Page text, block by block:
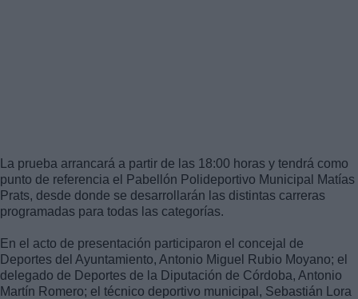
La prueba arrancará a partir de las 18:00 horas y tendrá como
punto de referencia el Pabellón Polideportivo Municipal Matías
Prats, desde donde se desarrollarán las distintas carreras
programadas para todas las categorías.
En el acto de presentación participaron el concejal de
Deportes del Ayuntamiento, Antonio Miguel Rubio Moyano; el
delegado de Deportes de la Diputación de Córdoba, Antonio
Martín Romero; el técnico deportivo municipal, Sebastián Lora